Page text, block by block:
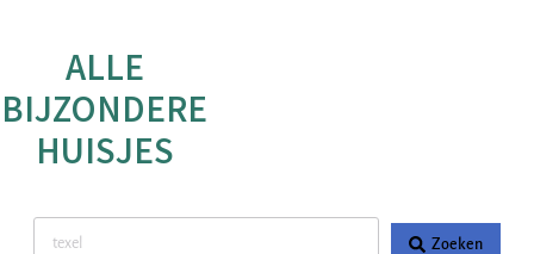
ALLE
BIJZONDERE
HUISJES
Zoeken